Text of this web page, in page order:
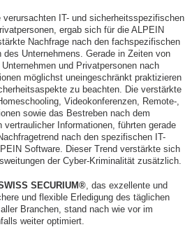
verursachten IT- und sicherheitsspezifischen
ergab sich für die ALPEIN
Nachfrage nach den fachspezifischen
Unternehmens. Gerade in Zeiten von
und Privatpersonen nach
möglichst uneingeschränkt praktizieren
zu beachten. Die verstärkte
Videokonferenzen, Remote-,
sowie das Bestreben nach dem
Informationen, führten gerade
nach den spezifischen IT-
Software. Dieser Trend verstärkte sich
der Cyber-Kriminalität zusätzlich.
SECURIUM® , das exzellente und
und flexible Erledigung des täglichen
Branchen, stand nach wie vor im
weiter optimiert.